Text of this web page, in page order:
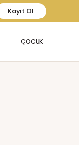
Kayıt Ol
ÇOCUK